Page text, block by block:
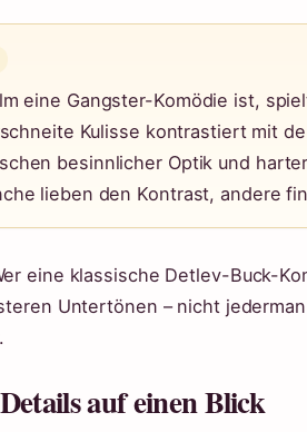
eine Gangster-Komödie ist,
Kulisse kontrastiert mit
besinnlicher Optik und
lieben den Kontrast, andere
eine klassische Detlev-Buck-
Untertönen – nicht
auf einen Blick